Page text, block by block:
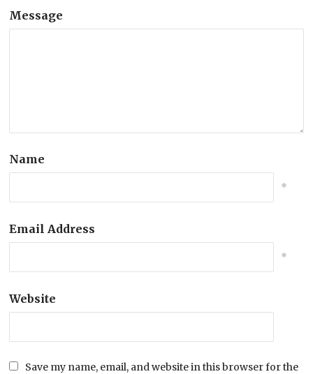
Message
Name
*
Email Address
*
Website
Save my name, email, and website in this browser for the